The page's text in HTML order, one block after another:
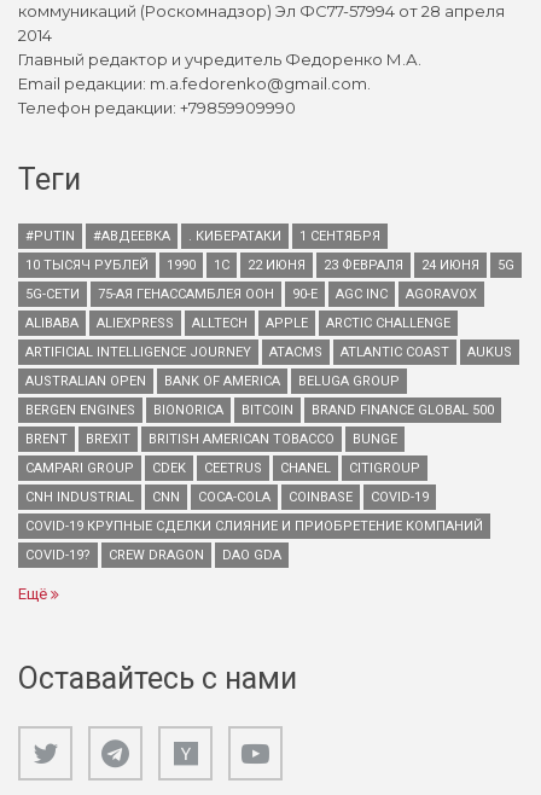
коммуникаций (Роскомнадзор) Эл ФС77-57994 от 28 апреля
2014
Главный редактор и учредитель Федоренко М.А.
Email редакции: m.a.fedorenko@gmail.com.
Телефон редакции: +79859909990
Теги
#PUTIN #АВДЕЕВКА . КИБЕРАТАКИ
1 СЕНТЯБРЯ
10 ТЫСЯЧ РУБЛЕЙ
1990 1С 22 ИЮНЯ 23 ФЕВРАЛЯ 24 ИЮНЯ
5G
5G-СЕТИ
75-АЯ ГЕНАССАМБЛЕЯ ООН 90-Е AGC INC
AGORAVOX
ALIBABA
ALIEXPRESS ALLTECH APPLE
ARCTIC CHALLENGE
ARTIFICIAL INTELLIGENCE JOURNEY
ATACMS ATLANTIC COAST
AUKUS
AUSTRALIAN OPEN
BANK OF AMERICA
BELUGA GROUP
BERGEN ENGINES
BIONORICA BITCOIN
BRAND FINANCE GLOBAL 500
BRENT
BREXIT BRITISH AMERICAN TOBACCO
BUNGE
CAMPARI GROUP
CDEK CEETRUS CHANEL
CITIGROUP
CNH INDUSTRIAL
CNN COCA-COLA COINBASE
COVID-19
COVID-19 КРУПНЫЕ СДЕЛКИ СЛИЯНИЕ И ПРИОБРЕТЕНИЕ КОМПАНИЙ
COVID-19?
CREW DRAGON DAO GDA
Ещё
Оставайтесь с нами